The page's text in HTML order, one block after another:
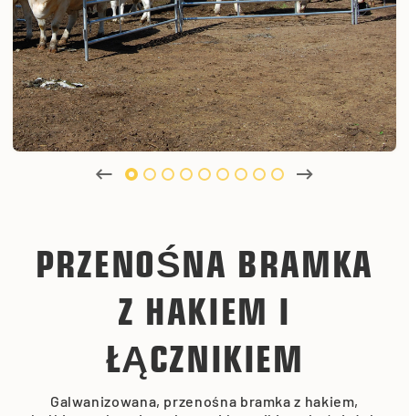
PRZENOŚNA BRAMKA
Z HAKIEM I
ŁĄCZNIKIEM
Galwanizowana, przenośna bramka z hakiem,